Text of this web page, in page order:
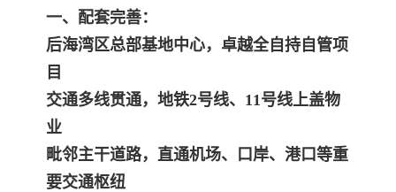
一、配套完善：
后海湾区总部基地中心，卓越全自持自管项
目
交通多线贯通，地铁2号线、11号线上盖物
业
毗邻主干道路，直通机场、口岸、港口等重
要交通枢纽